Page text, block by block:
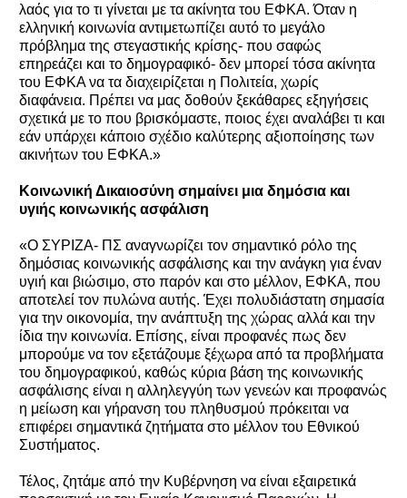
λαός για το τι γίνεται με τα ακίνητα του ΕΦΚΑ. Όταν η
ελληνική κοινωνία αντιμετωπίζει αυτό το μεγάλο
πρόβλημα της στεγαστικής κρίσης- που σαφώς
επηρεάζει και το δημογραφικό- δεν μπορεί τόσα ακίνητα
του ΕΦΚΑ να τα διαχειρίζεται η Πολιτεία, χωρίς
διαφάνεια. Πρέπει να μας δοθούν ξεκάθαρες εξηγήσεις
σχετικά με το που βρισκόμαστε, ποιος έχει αναλάβει τι και
εάν υπάρχει κάποιο σχέδιο καλύτερης αξιοποίησης των
ακινήτων του ΕΦΚΑ.»
Κοινωνική Δικαιοσύνη σημαίνει μια δημόσια και
υγιής κοινωνικής ασφάλιση
«Ο ΣΥΡΙΖΑ- ΠΣ αναγνωρίζει τον σημαντικό ρόλο της
δημόσιας κοινωνικής ασφάλισης και την ανάγκη για έναν
υγιή και βιώσιμο, στο παρόν και στο μέλλον, ΕΦΚΑ, που
αποτελεί τον πυλώνα αυτής. Έχει πολυδιάστατη σημασία
για την οικονομία, την ανάπτυξη της χώρας αλλά και την
ίδια την κοινωνία. Επίσης, είναι προφανές πως δεν
μπορούμε να τον εξετάζουμε ξέχωρα από τα προβλήματα
του δημογραφικού, καθώς κύρια βάση της κοινωνικής
ασφάλισης είναι η αλληλεγγύη των γενεών και προφανώς
η μείωση και γήρανση του πληθυσμού πρόκειται να
επιφέρει σημαντικά ζητήματα στο μέλλον του Εθνικού
Συστήματος.
Τέλος, ζητάμε από την Κυβέρνηση να είναι εξαιρετικά